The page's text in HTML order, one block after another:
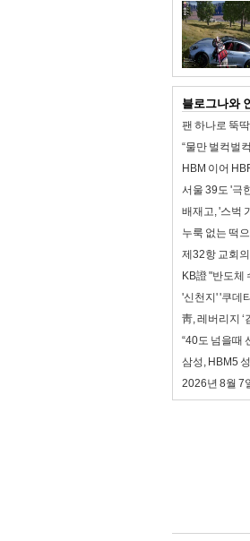
블로그나와
팬 하나로 뚝
“물만 벌컥벌
HBM 이어
서울 39도 '극
배재고, '스벅
누룩 없는 떡
제32항 교회
KB證 "반도체
'신천지' '쿠데
靑, 레버리지 ‘
“40도 넘을때
삼성, HBM5
2026년 8월 7